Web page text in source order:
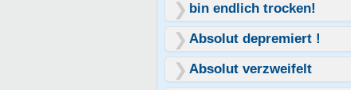
bin endlich trocken!
Absolut depremiert !
Absolut verzweifelt